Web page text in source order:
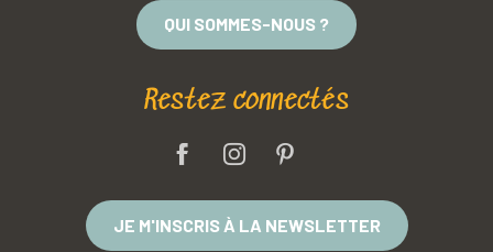
QUI SOMMES-NOUS ?
Restez connectés
JE M'INSCRIS À LA NEWSLETTER